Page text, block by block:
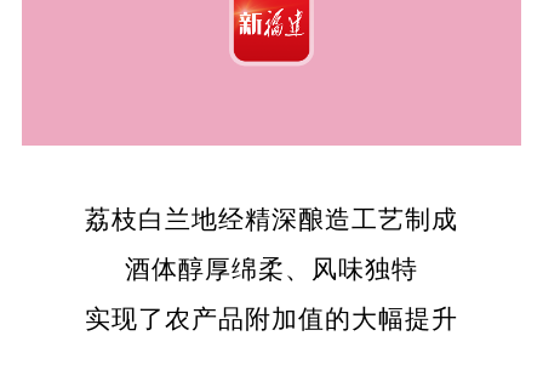
荔枝白兰地经精深酿造工艺制成
酒体醇厚绵柔、风味独特
实现了农产品附加值的大幅提升